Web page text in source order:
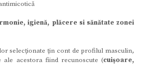
igienă, plăcere si sănătate zonei
selecţionate ţin cont de profilul masculin,
ale acestora fiind recunoscute (cuişoare,